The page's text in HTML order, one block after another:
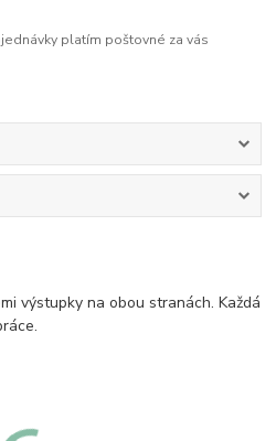
platím poštovné za vás
výstupky na obou stranách. Každá